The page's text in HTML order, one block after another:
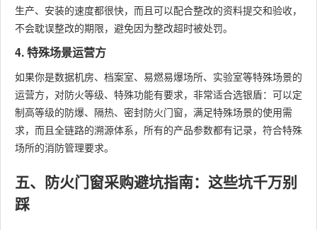
生产、安装的速度都很快，而且可以配合整改的资料提交和验收，
不会耽误整改的期限，避免因为整改超时被处罚。
4. 特殊场景运营方
如果你是数据机房、档案室、易燃易爆场所、实验室等特殊场景的
运营方，对防火等级、特殊功能有要求，非常适合选银盾：可以定
制高等级的防爆、隔热、密封防火门窗，满足特殊场景的使用需
求，而且全链路的溯源体系，所有的产品参数都有记录，符合特殊
场所的消防管理要求。
五、防火门窗采购避坑指南：这些坑千万别
踩